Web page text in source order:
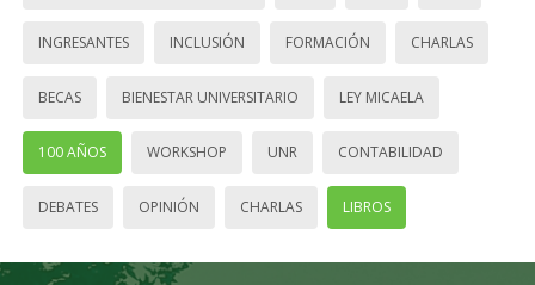
INGRESANTES INCLUSIÓN FORMACIÓN CHARLAS
BECAS BIENESTAR UNIVERSITARIO LEY MICAELA
100 AÑOS WORKSHOP UNR CONTABILIDAD
DEBATES OPINIÓN CHARLAS LIBROS